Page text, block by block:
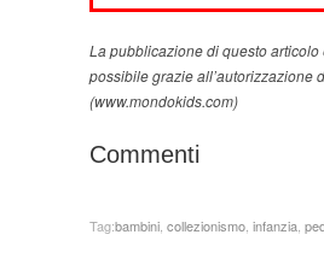
La pubblicazione di questo articolo
possibile grazie all’autorizzazione
(www.mondokids.com)
Commenti
Tag:bambini collezionismo infanzia